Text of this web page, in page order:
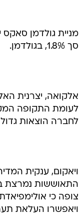
סך 1.8%, בגולדמן.
לעומת התקופה
לחברה הוצאות
צופה כי
ויאפשרו העלאת